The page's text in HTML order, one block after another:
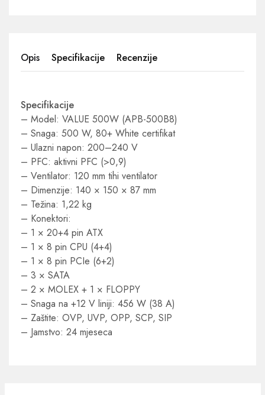
Opis Specifikacije Recenzije
Specifikacije
– Model: VALUE 500W (APB-500B8)
– Snaga: 500 W, 80+ White certifikat
– Ulazni napon: 200–240 V
– PFC: aktivni PFC (>0,9)
– Ventilator: 120 mm tihi ventilator
– Dimenzije: 140 × 150 × 87 mm
– Težina: 1,22 kg
– Konektori:
– 1 × 20+4 pin ATX
– 1 × 8 pin CPU (4+4)
– 1 × 8 pin PCIe (6+2)
– 3 × SATA
– 2 × MOLEX + 1 × FLOPPY
– Snaga na +12 V liniji: 456 W (38 A)
– Zaštite: OVP, UVP, OPP, SCP, SIP
– Jamstvo: 24 mjeseca